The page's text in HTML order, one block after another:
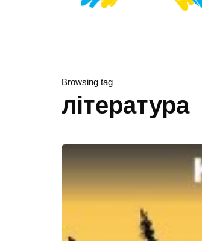
Browsing tag
література